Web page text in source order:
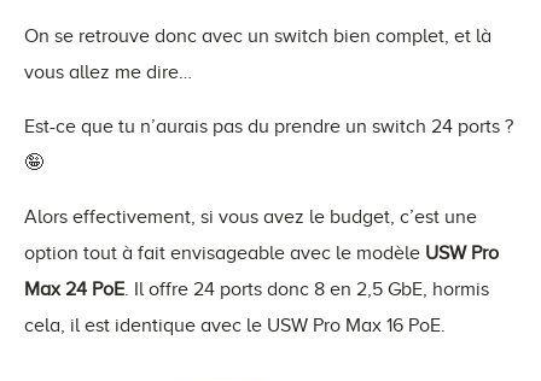
On se retrouve donc avec un switch bien complet, et là
vous allez me dire…
Est-ce que tu n’aurais pas du prendre un switch 24 ports ?
🤪
Alors effectivement, si vous avez le budget, c’est une
option tout à fait envisageable avec le modèle USW Pro
Max 24 PoE. Il offre 24 ports donc 8 en 2,5 GbE, hormis
cela, il est identique avec le USW Pro Max 16 PoE.